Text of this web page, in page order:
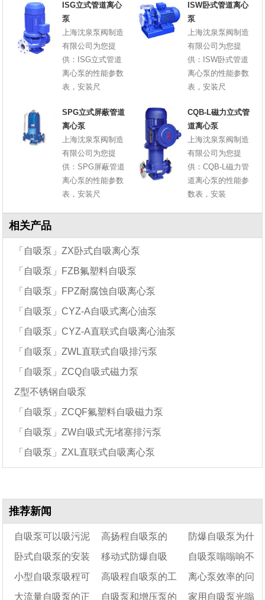
ISG立式管道离心
泵
上海沈泉泵阀制造
有限公司为您提
供：ISG立式管道
离心泵的性能参数
表，安装尺
ISW卧式管道离心
泵
上海沈泉泵阀制造
有限公司为您提
供：ISW卧式管道
离心泵的性能参数
表，安装尺
SPG立式屏蔽管道
离心泵
上海沈泉泵阀制造
有限公司为您提
供：SPG屏蔽管道
离心泵的性能参数
表，安装尺
CQB-L磁力立式管
道离心泵
上海沈泉泵阀制造
有限公司为您提
供：CQB-L磁力管
道离心泵的性能参
数表，安装
相关产品
「自吸泵」ZX卧式自吸离心泵
「自吸泵」FZB氟塑料自吸泵
「自吸泵」FPZ耐腐蚀自吸离心泵
「自吸泵」CYZ-A自吸式离心油泵
「自吸泵」CYZ-A直联式自吸离心油泵
「自吸泵」ZWL直联式自吸排污泵
「自吸泵」ZCQ自吸式磁力泵
Z型不锈钢自吸泵
「自吸泵」ZCQF氟塑料自吸磁力泵
「自吸泵」ZW自吸式无堵塞排污泵
「自吸泵」ZXL直联式自吸离心泵
推荐新闻
自吸泵可以吸污泥 高扬程自吸泵的
10大特点
防爆自吸泵为什
么可以防爆?
卧式自吸泵的安装
方法及安装尺寸图
移动式防爆自吸
泵-KYB25-7-30
自吸泵嗡嗡响不
上水发热的原因是
什么？
小型自吸泵吸程可
达多少米
高吸程自吸泵的工
作原理
离心泵效率的问
题和提升的方法
大流量自吸泵的正 自吸泵和增压泵的 家用自吸泵光嗡